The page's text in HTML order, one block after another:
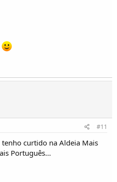
#11
curtido na Aldeia Mais
Português...